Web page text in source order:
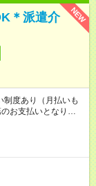
NEW
＊派遣介
度あり（月払いも
お支払いとなりま